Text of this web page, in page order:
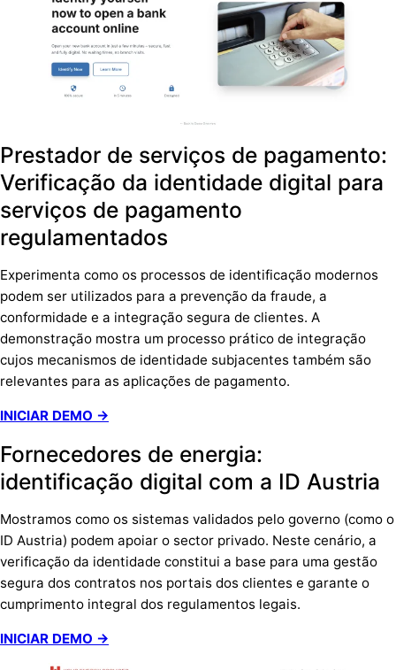
Prestador de serviços de pagamento:
Verificação da identidade digital para
serviços de pagamento
regulamentados
Experimenta como os processos de identificação modernos
podem ser utilizados para a prevenção da fraude, a
conformidade e a integração segura de clientes. A
demonstração mostra um processo prático de integração
cujos mecanismos de identidade subjacentes também são
relevantes para as aplicações de pagamento.
INICIAR DEMO →
Fornecedores de energia:
identificação digital com a ID Austria
Mostramos como os sistemas validados pelo governo (como o
ID Austria) podem apoiar o sector privado. Neste cenário, a
verificação da identidade constitui a base para uma gestão
segura dos contratos nos portais dos clientes e garante o
cumprimento integral dos regulamentos legais.
INICIAR DEMO →